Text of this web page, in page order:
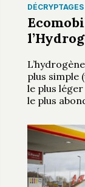
DÉCRYPTAGES
plus simple
le plus
le plus